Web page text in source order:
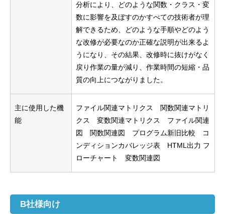
分析により、どのような関数・クラス・変
数に影響を及ぼすのかすべての技術者が理
解できるため、どのような手順やどのよう
な改修が必要なのか正確な説明が出来るよ
うになり、その結果、改修時に抜けがなく
戻り作業の量が減り、作業時間の短縮・品
質の向上につながりました。
主に使用した機
能
ファイル関連マトリクス 関数関連マトリ
クス 変数関連マトリクス ファイル関連
図 関数関連図 プログラム新旧比較 コ
ンディションカバレッジ表 HTML出力 フ
ローチャート 変数関連図
B社様向け